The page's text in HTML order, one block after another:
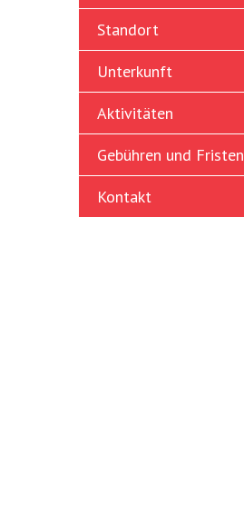
Standort
Unterkunft
Aktivitäten
Gebühren und Fristen
Kontakt